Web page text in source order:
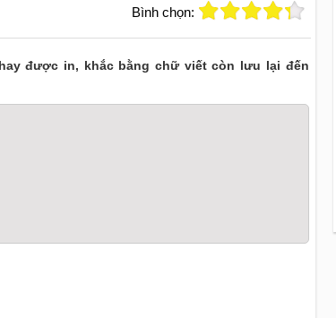
Bình chọn:
được in, khắc bằng chữ viết còn lưu lại đến